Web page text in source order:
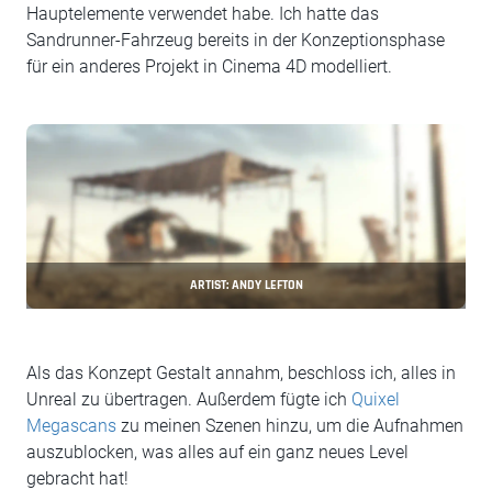
Hauptelemente verwendet habe. Ich hatte das
Sandrunner-Fahrzeug bereits in der Konzeptionsphase
für ein anderes Projekt in Cinema 4D modelliert.
ARTIST: ANDY LEFTON
Als das Konzept Gestalt annahm, beschloss ich, alles in
Unreal zu übertragen. Außerdem fügte ich Quixel
Megascans zu meinen Szenen hinzu, um die Aufnahmen
auszublocken, was alles auf ein ganz neues Level
gebracht hat!